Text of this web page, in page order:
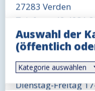
Mittel der
Daten (z.B. Namen,
Bei eventuellen
Originaltexten,
Seiten übernehmen
27283 Verden
Telefon: +49 4231
Öffnungszeit Büro
Mittwoch 18-19 Uhr
Öffnungszeit
Dienstag-Freitag
Auswahl der
(öffentlich
Auswahl
der
im